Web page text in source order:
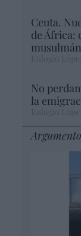
Ceuta.
de África:
musulmán
No
la